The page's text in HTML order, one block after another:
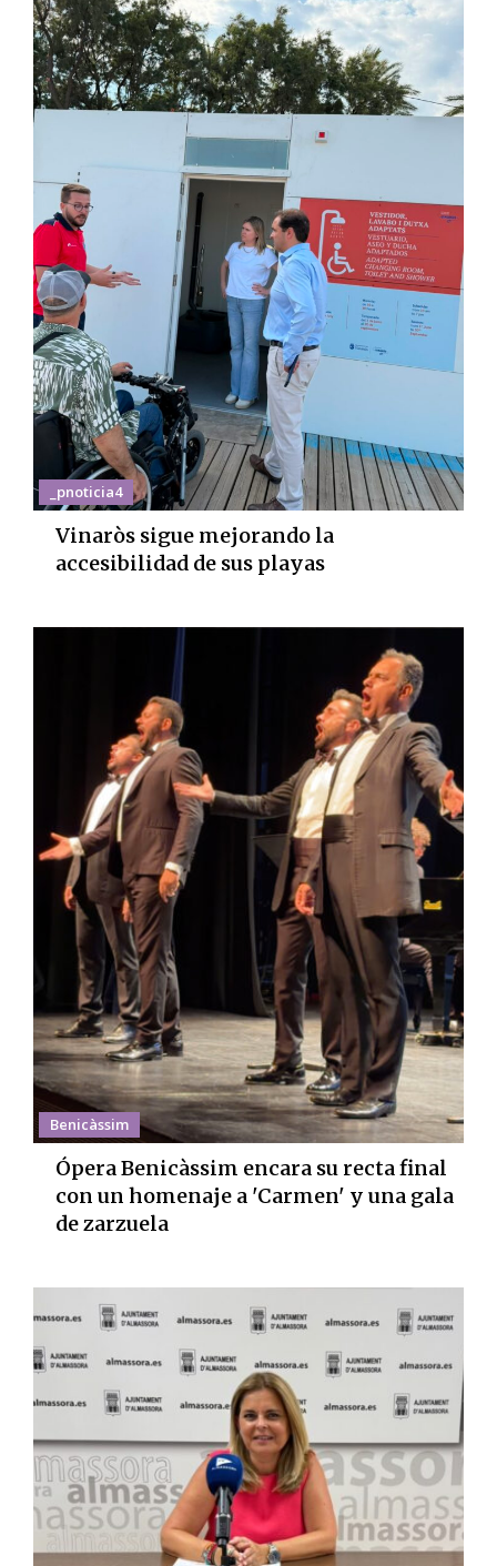
_pnoticia4
Vinaròs sigue mejorando la
accesibilidad de sus playas
Benicàssim
Ópera Benicàssim encara su recta final
con un homenaje a 'Carmen' y una gala
de zarzuela